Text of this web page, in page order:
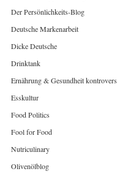
Der Persönlichkeits-Blog
Deutsche Markenarbeit
Dicke Deutsche
Drinktank
Ernährung & Gesundheit kontrovers
Esskultur
Food Politics
Fool for Food
Nutriculinary
Olivenölblog